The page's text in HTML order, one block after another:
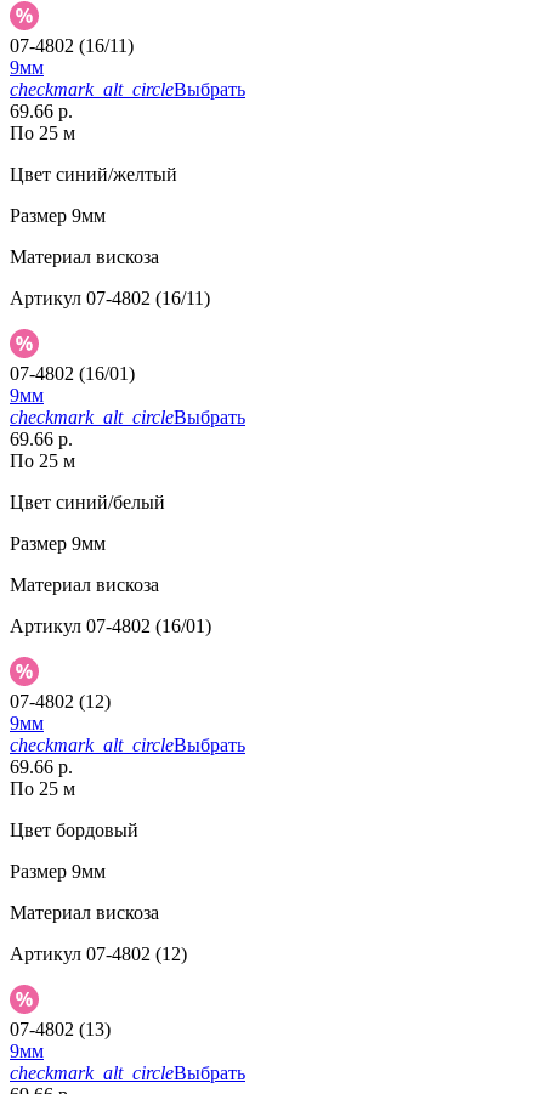
07-4802 (16/11)
9мм
checkmark_alt_circleВыбрать
69.66 р.
По 25 м
Цвет синий/желтый
Размер 9мм
Материал вискоза
Артикул 07-4802 (16/11)
07-4802 (16/01)
9мм
checkmark_alt_circleВыбрать
69.66 р.
По 25 м
Цвет синий/белый
Размер 9мм
Материал вискоза
Артикул 07-4802 (16/01)
07-4802 (12)
9мм
checkmark_alt_circleВыбрать
69.66 р.
По 25 м
Цвет бордовый
Размер 9мм
Материал вискоза
Артикул 07-4802 (12)
07-4802 (13)
9мм
checkmark_alt_circleВыбрать